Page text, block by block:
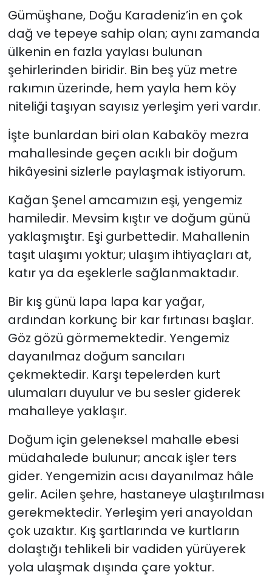
Gümüşhane, Doğu Karadeniz’in en çok
dağ ve tepeye sahip olan; aynı zamanda
ülkenin en fazla yaylası bulunan
şehirlerinden biridir. Bin beş yüz metre
rakımın üzerinde, hem yayla hem köy
niteliği taşıyan sayısız yerleşim yeri vardır.
İşte bunlardan biri olan Kabaköy mezra
mahallesinde geçen acıklı bir doğum
hikâyesini sizlerle paylaşmak istiyorum.
Kağan Şenel amcamızın eşi, yengemiz
hamiledir. Mevsim kıştır ve doğum günü
yaklaşmıştır. Eşi gurbettedir. Mahallenin
taşıt ulaşımı yoktur; ulaşım ihtiyaçları at,
katır ya da eşeklerle sağlanmaktadır.
Bir kış günü lapa lapa kar yağar,
ardından korkunç bir kar fırtınası başlar.
Göz gözü görmemektedir. Yengemiz
dayanılmaz doğum sancıları
çekmektedir. Karşı tepelerden kurt
ulumaları duyulur ve bu sesler giderek
mahalleye yaklaşır.
Doğum için geleneksel mahalle ebesi
müdahalede bulunur; ancak işler ters
gider. Yengemizin acısı dayanılmaz hâle
gelir. Acilen şehre, hastaneye ulaştırılması
gerekmektedir. Yerleşim yeri anayoldan
çok uzaktır. Kış şartlarında ve kurtların
dolaştığı tehlikeli bir vadiden yürüyerek
yola ulaşmak dışında çare yoktur.